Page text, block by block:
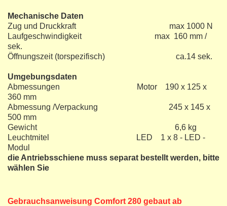
Mechanische Daten
Zug und Druckkraft max 1000 N
Laufgeschwindigkeit max 160 mm /
sek.
Öffnungszeit (torspezifisch) ca.14 sek.
Umgebungsdaten
Abmessungen Motor 190 x 125 x
360 mm
Abmessung /Verpackung 245 x 145 x
500 mm
Gewicht 6,6 kg
Leuchtmitel LED 1 x 8 - LED -
Modul
die Antriebsschiene muss separat bestellt werden, bitte
wählen Sie
Gebrauchsanweisung Comfort 280 gebaut ab